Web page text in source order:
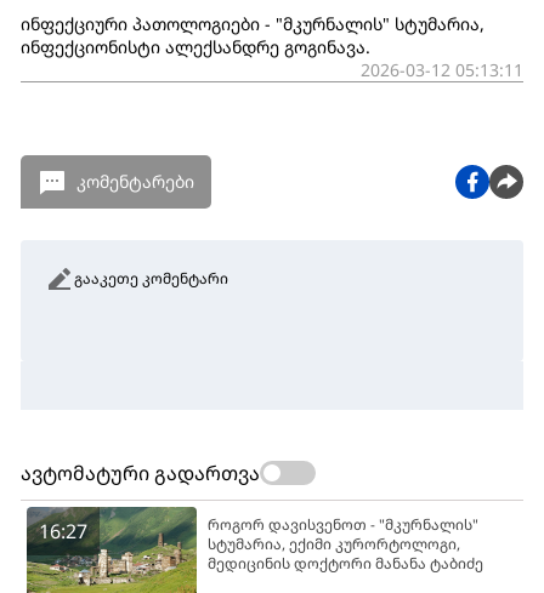
ინფექციური პათოლოგიები - "მკურნალის" სტუმარია,
ინფექციონისტი ალექსანდრე გოგინავა.
2026-03-12 05:13:11
კომენტარები
გააკეთე კომენტარი
ავტომატური გადართვა
16:27
როგორ დავისვენოთ - "მკურნალის"
სტუმარია, ექიმი კურორტოლოგი,
მედიცინის დოქტორი მანანა ტაბიძე